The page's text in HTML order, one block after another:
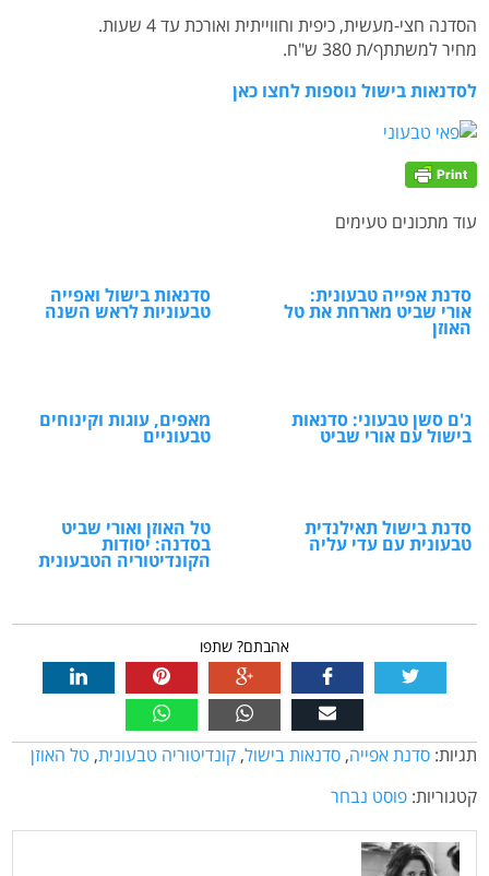
הסדנה חצי-מעשית, כיפית וחווייתית ואורכת עד 4 שעות.
מחיר למשתתף/ת 380 ש"ח.
לסדנאות בישול נוספות לחצו כאן
עוד מתכונים טעימים
סדנת אפייה טבעונית:
אורי שביט מארחת את טל
האוזן
סדנאות בישול ואפייה
טבעוניות לראש השנה
ג'ם סשן טבעוני: סדנאות
בישול עם אורי שביט
מאפים, עוגות וקינוחים
טבעוניים
סדנת בישול תאילנדית
טבעונית עם עדי עליה
טל האוזן ואורי שביט
בסדנה: יסודות
הקונדיטוריה הטבעונית
אהבתם? שתפו
תגיות: סדנת אפייה, סדנאות בישול, קונדיטוריה טבעונית, טל האוזן
קטגוריות: פוסט נבחר